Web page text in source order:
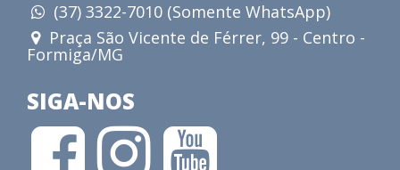
(37) 3322-7010 (Somente WhatsApp)
Praça São Vicente de Férrer, 99 - Centro -
Formiga/MG
SIGA-NOS